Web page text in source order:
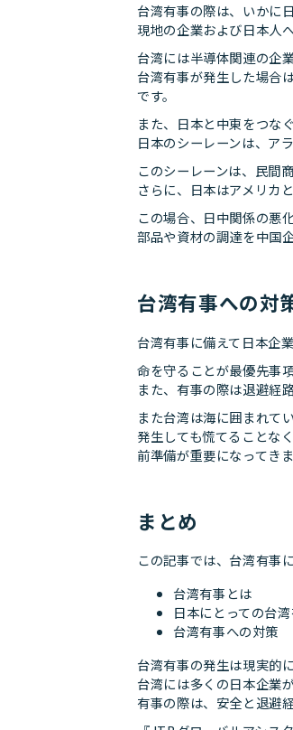
台湾有事の際は、いかに
現地の企業および日本人
台湾には半導体関連の企
台湾有事が発生した場合
です。
また、日本と中東をつな
日本のシーレーンは、ア
このシーレーンは、民間
さらに、日本はアメリカ
この場合、日中関係の悪
部品や資材の調達を中国
台湾有事への対
台湾有事に備えて日本企
命を守ることが最優先事
また、有事の際は退避経
また台湾は海に囲まれて
発生しても慌てることな
前準備が重要になってきま
まとめ
この記事では、台湾有事
台湾有事とは
日本にとっての台
台湾有事への対策
台湾有事の発生は現実的
台湾には多くの日本企業
有事の際は、安全と退避